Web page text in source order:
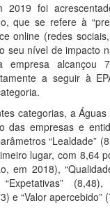
2019 foi
que se refere à
online (redes
seu nível de impacto
empresa alcançou
a seguir à
categorias, a
das empresas e
“Lealdade”
lugar, com 8,64
em 2018),
(8,48),
e “Valor apercebido”